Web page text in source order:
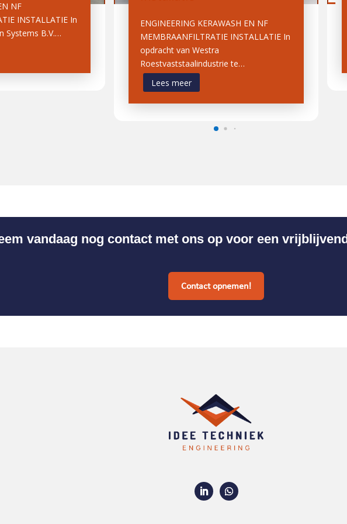
NF
INSTALLATIE In
Systems B.V.…
ENGINEERING KERAWASH EN NF
MEMBRAANFILTRATIE INSTALLATIE In
opdracht van Westra
Roestvaststaalindustrie te…
Lees meer
vandaag nog contact met ons op voor een
Contact opnemen!